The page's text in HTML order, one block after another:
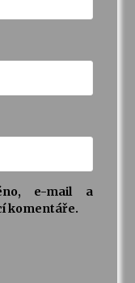
e-mail a
komentáře.